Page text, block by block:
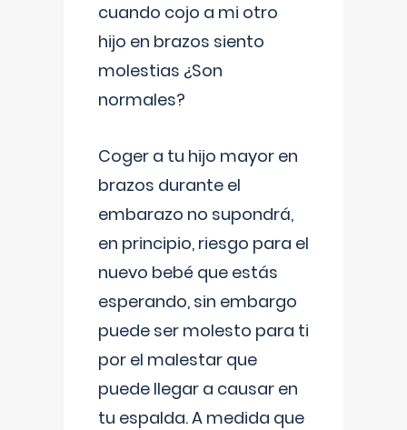
cuando cojo a mi otro
hijo en brazos siento
molestias ¿Son
normales?
Coger a tu hijo mayor en
brazos durante el
embarazo no supondrá,
en principio, riesgo para el
nuevo bebé que estás
esperando, sin embargo
puede ser molesto para ti
por el malestar que
puede llegar a causar en
tu espalda. A medida que